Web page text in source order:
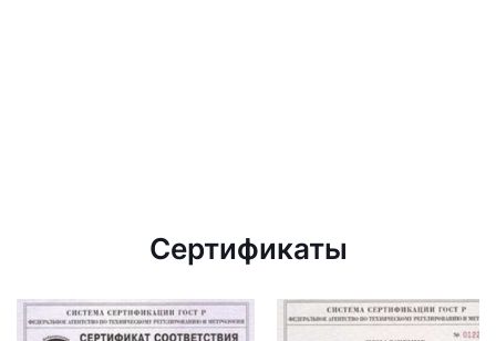
Сертификаты